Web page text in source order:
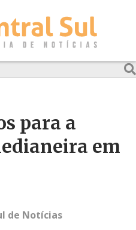
para a
em
de Notícias